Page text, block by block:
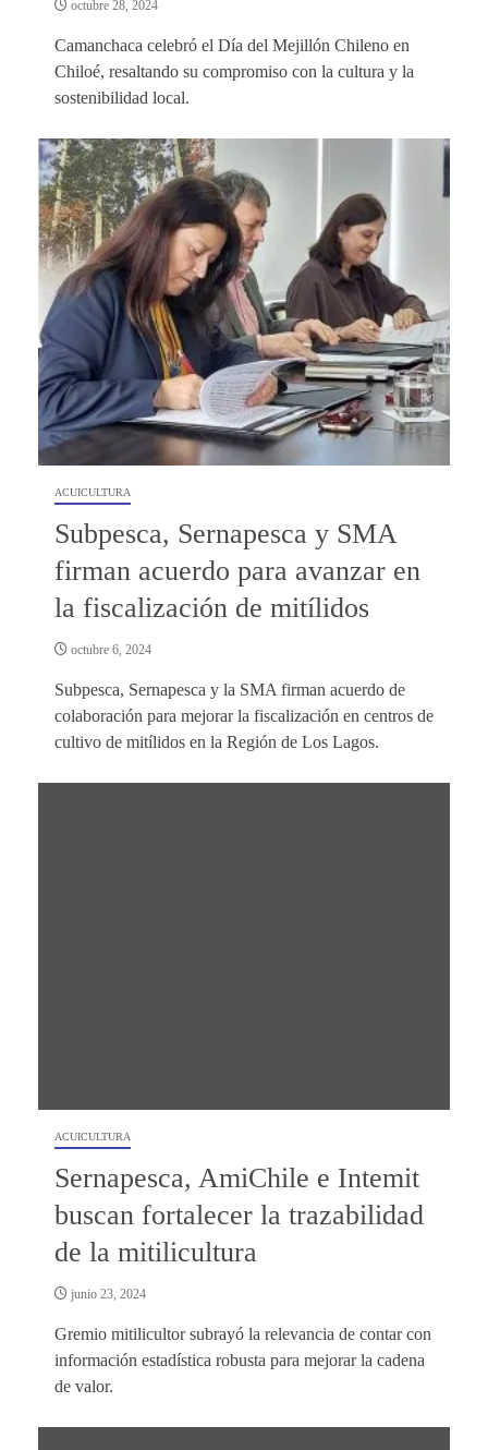
octubre 28, 2024
Camanchaca celebró el Día del Mejillón Chileno en
Chiloé, resaltando su compromiso con la cultura y la
sostenibilidad local.
ACUICULTURA
Subpesca, Sernapesca y SMA
firman acuerdo para avanzar en
la fiscalización de mitílidos
octubre 6, 2024
Subpesca, Sernapesca y la SMA firman acuerdo de
colaboración para mejorar la fiscalización en centros de
cultivo de mitílidos en la Región de Los Lagos.
ACUICULTURA
Sernapesca, AmiChile e Intemit
buscan fortalecer la trazabilidad
de la mitilicultura
junio 23, 2024
Gremio mitilicultor subrayó la relevancia de contar con
información estadística robusta para mejorar la cadena
de valor.